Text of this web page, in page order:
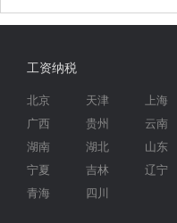
工资纳税
北京 天津 上海
广西
贵州 云南
湖南
湖北 山东
宁夏
吉林 辽宁
青海
四川